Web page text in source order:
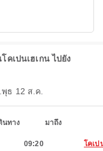
คเปนเฮเกน ไปยัง
พุธ 12 ส.ค.
นทาง มาถึง
09:20 โคเป